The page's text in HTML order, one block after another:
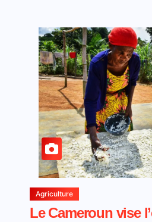
Agriculture
Le Cameroun vise